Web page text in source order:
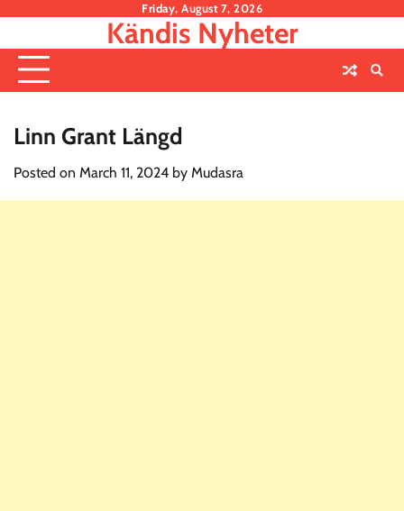
content
Friday, August 7, 2026
Kändis Nyheter
Linn Grant Längd
Posted on March 11, 2024 by Mudasra